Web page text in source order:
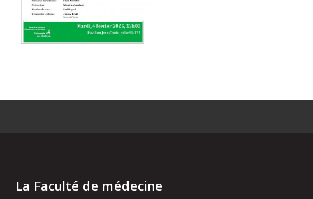
La Faculté de médecine